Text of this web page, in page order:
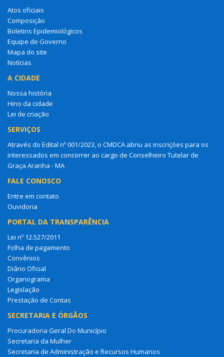
Atos oficiais
Composição
Boletins Epidemiológicos
Equipe de Governo
Mapa do site
Notícias
A CIDADE
Nossa história
Hino da cidade
Lei de criação
SERVIÇOS
Através do Edital nº 001/2023, o CMDCA abriu as inscrições para os
interessados em concorrer ao cargo de Conselheiro Tutelar de
Graça Aranha - MA
FALE CONOSCO
Entre em contato
Ouvidoria
PORTAL DA TRANSPARÊNCIA
Lei nº 12.527/2011
Folha de pagamento
Convênios
Diário Oficial
Organograma
Legislação
Prestação de Contas
SECRETARIA E ÓRGÃOS
Procuradoria Geral Do Município
Secretaria da Mulher
Secretaria de Administração e Recursos Humanos